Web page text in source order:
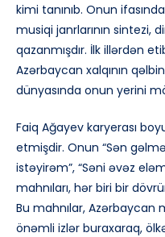
kimi tanınıb. Onun
musiqi janrlarının sintezi,
qazanmışdır. İlk illərdən
Azərbaycan xalqının
dünyasında onun yerini
Faiq Ağayev karyerası
etmişdir. Onun “Sən
istəyirəm”, “Səni əvəz
mahnıları, hər biri bir
Bu mahnılar,
önəmli izlər buraxaraq,